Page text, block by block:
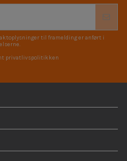
til framelding er anført i
privatlivspolitikken